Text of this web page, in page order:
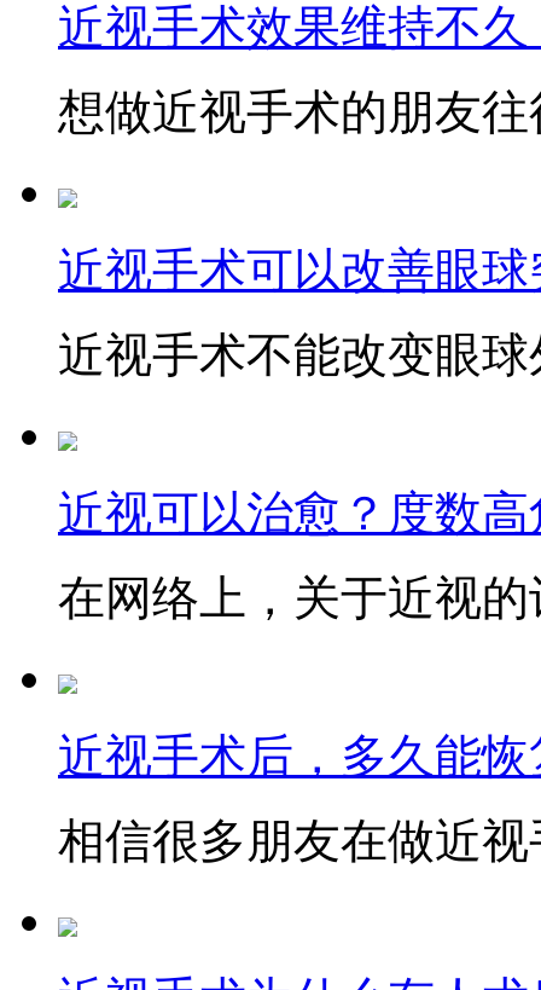
近视手术效果维持不
想做近视手术的朋友
近视手术可以改善眼
近视手术不能改变眼
近视可以治愈？度数
在网络上，关于近视
近视手术后，多久能
相信很多朋友在做近